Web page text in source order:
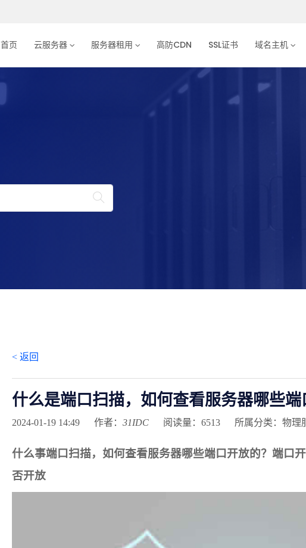
首页 云服务器 服务器租用 高防CDN SSL证书 域名主机
< 返回
什么是端口扫描，如何查看服务器哪些端
2024-01-19 14:49 作者： 31IDC 阅读量：6513 所属分类：物理
什么事端口扫描，如何查看服务器哪些端口开放的？端口
否开放